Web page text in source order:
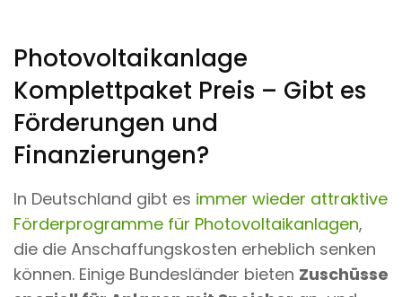
Photovoltaikanlage
Komplettpaket Preis – Gibt es
Förderungen und
Finanzierungen?
In Deutschland gibt es immer wieder attraktive
Förderprogramme für Photovoltaikanlagen,
die die Anschaffungskosten erheblich senken
können. Einige Bundesländer bieten Zuschüsse